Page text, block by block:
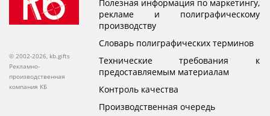
© 2002-2026, kb.gifts
Рекламно-
производственная
компания КБ
Полезная информация по маркетингу,
рекламе и полиграфическому
производству
Словарь полиграфических терминов
Технические требования к
предоставляемым материалам
Контроль качества
Производственная очередь